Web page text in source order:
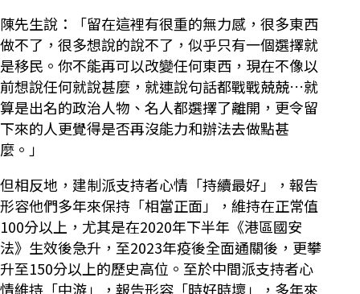
陳先生說：「留在這裡有很重的無力感，很多東西
做不了，很多想說的說不了，似乎只有一個選擇就
是移民。你不能再可以改變任何東西，現在不像以
前想說任何就說甚麼，就連說句話都戰戰兢兢…就
算是出名的政治人物、名人都選擇了離開，更令留
下來的人更覺得是否再沒能力和辦法去做點甚
麼。」
但相反地，建制派支持者心情「持續最好」，報告
形容他們多年來保持「相當正面」，維持在正常值
100分以上，尤其是在2020年下半年《港區國安
法》生效後急升，至2023年疫後全面通關後，更攀
升至150分以上的歷史高位。至於中間派支持者心
情維持「中游」，報告形容「時好時壞」，多年來